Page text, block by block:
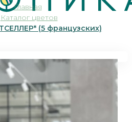
Главная
Каталог цветов
(5 французских)